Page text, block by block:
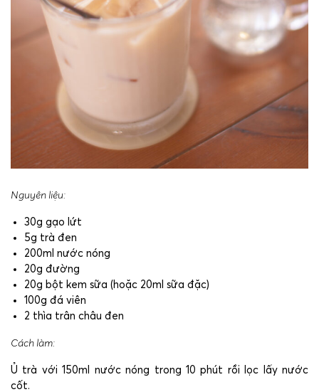
Nguyên liệu:
30g gạo lứt
5g trà đen
200ml nước nóng
20g đường
20g bột kem sữa (hoặc 20ml sữa đặc)
100g đá viên
2 thìa trân châu đen
Cách làm:
Ủ trà với 150ml nước nóng trong 10 phút rồi lọc lấy nước
cốt.